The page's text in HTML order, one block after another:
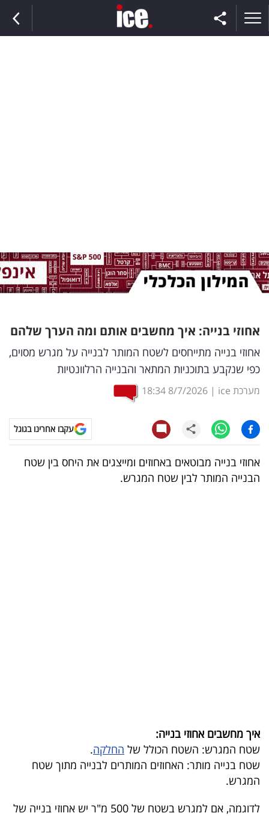
וצרכנות
נדל"ן
וטק
שיווק
ופרסום
מדדים
ומחקרים
מינויים
רייטינג
אחוזי בנייה: איך מחשבים אותם ומה הערך שלהם
אחוזי בנייה מתייחסים לשטח המותר לבנייה על מגרש מסוים,
כפי שנקבע בתוכניות המתאר והבנייה הרלוונטיות
מערכת ice |
8/7/2026
18:34
עקבו אחרינו בגוגל
אחוזי בנייה מבוטאים באחוזים ומייצגים את היחס בין שטח
הבנייה המותר לבין שטח המגרש.
איך מחשבים אחוזי בנייה:
שטח המגרש: השטח הכולל של החלקה.
שטח בנייה מותר: האחוזים המותרים לבנייה מתוך שטח
המגרש.
לדוגמה, אם למגרש בשטח של 500 מ"ר יש אחוזי בנייה של